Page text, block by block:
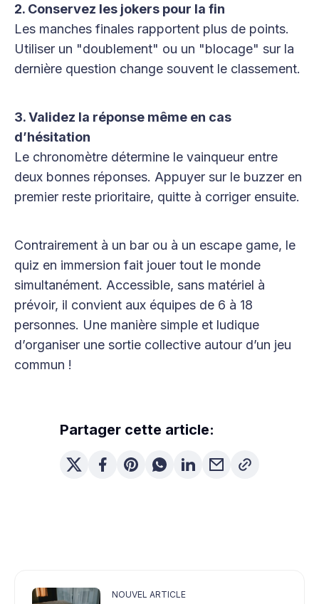
2. Conservez les jokers pour la fin
Les manches finales rapportent plus de points.
Utiliser un "doublement" ou un "blocage" sur la
dernière question change souvent le classement.
3. Validez la réponse même en cas
d’hésitation
Le chronomètre détermine le vainqueur entre
deux bonnes réponses. Appuyer sur le buzzer en
premier reste prioritaire, quitte à corriger ensuite.
Contrairement à un bar ou à un escape game, le
quiz en immersion fait jouer tout le monde
simultanément. Accessible, sans matériel à
prévoir, il convient aux équipes de 6 à 18
personnes. Une manière simple et ludique
d’organiser une sortie collective autour d’un jeu
commun !
Partager cette article:
NOUVEL ARTICLE